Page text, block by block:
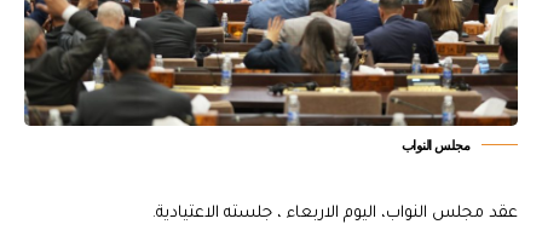
مجلس النواب
عقد مجلس النواب، اليوم الاربعاء ، جلسته الاعتيادية.